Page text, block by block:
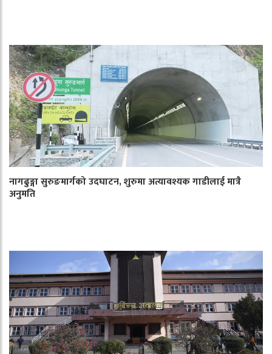
नागढुङ्गा सुरुङमार्गको उदघाटन, शुरुमा अत्यावश्यक गाडीलाई मात्रै
अनुमति